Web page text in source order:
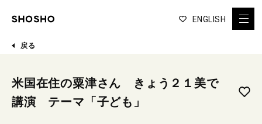
ENGLISH
戻る
米国在住の粟津さん きょう２１美で
講演 テーマ「子ども」